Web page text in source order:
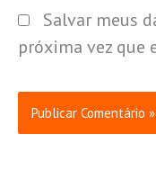
Salvar meus
próxima vez que